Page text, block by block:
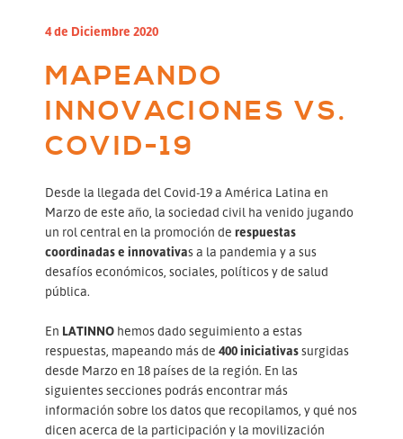
4 de Diciembre 2020
MAPEANDO
INNOVACIONES VS.
COVID-19
Desde la llegada del Covid-19 a América Latina en
Marzo de este año, la sociedad civil ha venido jugando
un rol central en la promoción de respuestas
coordinadas e innovativas a la pandemia y a sus
desafíos económicos, sociales, políticos y de salud
pública.
En LATINNO hemos dado seguimiento a estas
respuestas, mapeando más de 400 iniciativassurgidas
desde Marzo en 18 países de la región. En las
siguientes secciones podrás encontrar más
información sobre los datos que recopilamos, y qué nos
dicen acerca de la participación y la movilización